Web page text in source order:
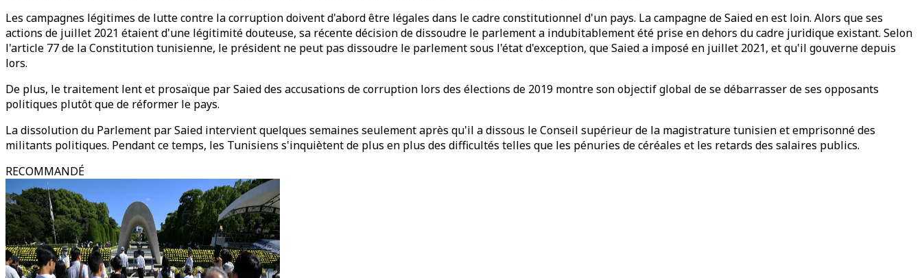
Les campagnes légitimes de lutte contre la corruption doivent d'abord être légales dans le cadre constitutionnel d'un pays. La campagne de Saied en est loin. Alors que ses
actions de juillet 2021 étaient d'une légitimité douteuse, sa récente décision de dissoudre le parlement a indubitablement été prise en dehors du cadre juridique existant. Selon
l'article 77 de la Constitution tunisienne, le président ne peut pas dissoudre le parlement sous l'état d'exception, que Saied a imposé en juillet 2021, et qu'il gouverne depuis
lors.
De plus, le traitement lent et prosaïque par Saied des accusations de corruption lors des élections de 2019 montre son objectif global de se débarrasser de ses opposants
politiques plutôt que de réformer le pays.
La dissolution du Parlement par Saied intervient quelques semaines seulement après qu'il a dissous le Conseil supérieur de la magistrature tunisien et emprisonné des
militants politiques. Pendant ce temps, les Tunisiens s'inquiètent de plus en plus des difficultés telles que les pénuries de céréales et les retards des salaires publics.
RECOMMANDÉ